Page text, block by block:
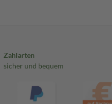
Zahlarten
sicher und bequem